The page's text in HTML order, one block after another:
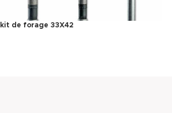
kit de forage 33X42